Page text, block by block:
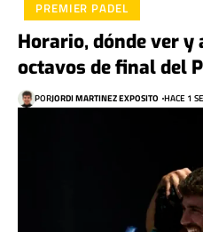
PREMIER PADEL
Horario, dónde ver y
octavos de final del
PORJORDI MARTINEZ EXPOSITO HACE 1